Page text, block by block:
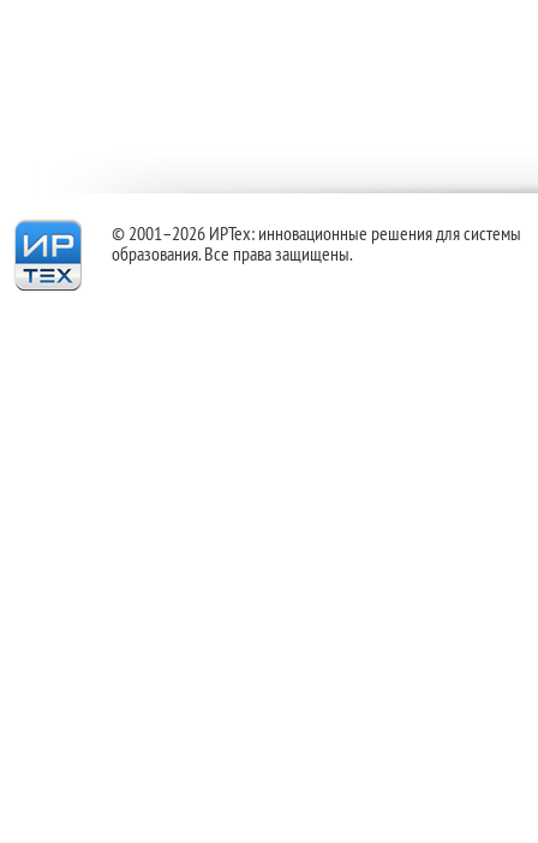
© 2001–2026 ИРТех: инновационные решения для системы
образования. Все права защищены.